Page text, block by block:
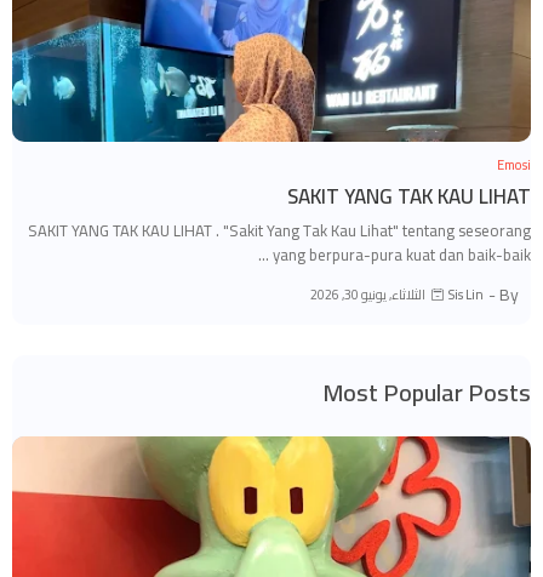
Emosi
SAKIT YANG TAK KAU LIHAT
SAKIT YANG TAK KAU LIHAT . "Sakit Yang Tak Kau Lihat" tentang seseorang
yang berpura-pura kuat dan baik-baik …
By -
Sis Lin الثلاثاء, يونيو 30, 2026
Most Popular Posts